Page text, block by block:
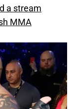
a stream
MMA